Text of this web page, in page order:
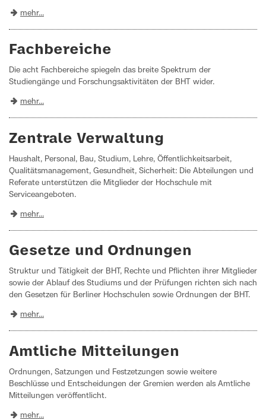
mehr...
Fachbereiche
Die acht Fachbereiche spiegeln das breite Spektrum der
Studiengänge und Forschungsaktivitäten der BHT wider.
mehr...
Zentrale Verwaltung
Haushalt, Personal, Bau, Studium, Lehre, Öffentlichkeitsarbeit,
Qualitätsmanagement, Gesundheit, Sicherheit: Die Abteilungen und
Referate unterstützen die Mitglieder der Hochschule mit
Serviceangeboten.
mehr...
Gesetze und Ordnungen
Struktur und Tätigkeit der BHT, Rechte und Pflichten ihrer Mitglieder
sowie der Ablauf des Studiums und der Prüfungen richten sich nach
den Gesetzen für Berliner Hochschulen sowie Ordnungen der BHT.
mehr...
Amtliche Mitteilungen
Ordnungen, Satzungen und Festzetzungen sowie weitere
Beschlüsse und Entscheidungen der Gremien werden als Amtliche
Mitteilungen veröffentlicht.
mehr...